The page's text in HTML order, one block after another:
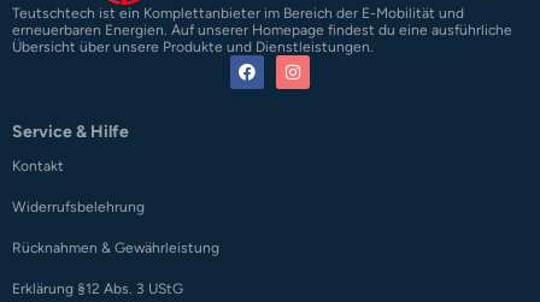
Teutschtech ist ein Komplettanbieter im Bereich der E-Mobilität und
erneuerbaren Energien. Auf unserer Homepage findest du eine ausführliche
Übersicht über unsere Produkte und Dienstleistungen.
Service & Hilfe
Kontakt
Widerrufsbelehrung
Rücknahmen & Gewährleistung
Erklärung §12 Abs. 3 UStG